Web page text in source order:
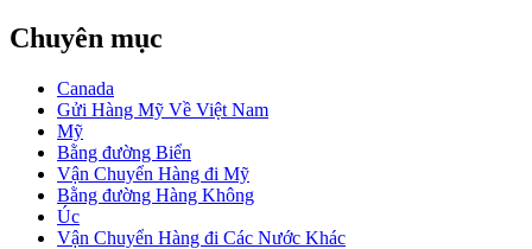
Chuyên mục
Canada
Gửi Hàng Mỹ Về Việt Nam
Mỹ
Bằng đường Biển
Vận Chuyển Hàng đi Mỹ
Bằng đường Hàng Không
Úc
Vận Chuyển Hàng đi Các Nước Khác